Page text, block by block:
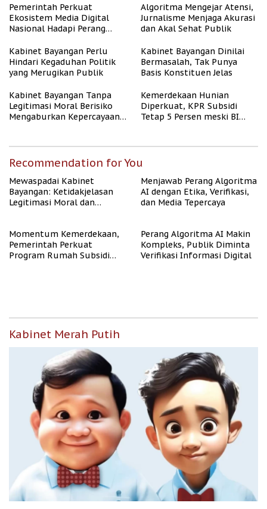
Berpenghasilan Rendah
Pemerintah Perkuat
Ekosistem Media Digital
Nasional Hadapi Perang
Algoritma Mengejar Atensi,
Jurnalisme Menjaga Akurasi
dan Akal Sehat Publik
Kabinet Bayangan Perlu
Hindari Kegaduhan Politik
yang Merugikan Publik
Kabinet Bayangan Dinilai
Bermasalah, Tak Punya
Basis Konstituen Jelas
Kabinet Bayangan Tanpa
Legitimasi Moral Berisiko
Mengaburkan Kepercayaan
Kemerdekaan Hunian
Diperkuat, KPR Subsidi
Tetap 5 Persen meski BI
Recommendation for You
Mewaspadai Kabinet
Bayangan: Ketidakjelasan
Legitimasi Moral dan
Menjawab Perang Algoritma
AI dengan Etika, Verifikasi,
dan Media Tepercaya
Momentum Kemerdekaan,
Pemerintah Perkuat
Program Rumah Subsidi
Perang Algoritma AI Makin
Kompleks, Publik Diminta
Verifikasi Informasi Digital
Kabinet Merah Putih